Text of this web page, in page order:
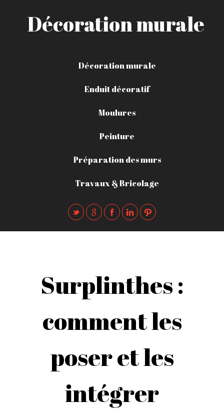
Décoration murale
Décoration murale
Enduit décoratif
Moulures
Peinture
Préparation des murs
Travaux & Bricolage
Surplinthes :
comment les
poser et les
intégrer